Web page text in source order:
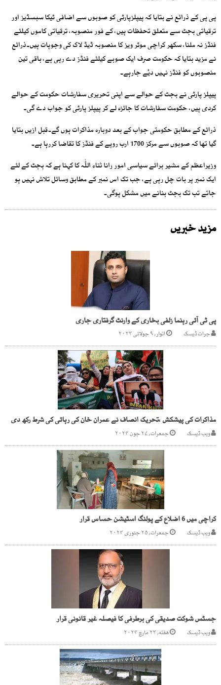
پی پی کے ذرائع نے بتایا کہ پیپلزپارٹی کو صوبوں سے اضافی ٹیکا سبسڈیز اور
ترقیاتی بجٹ سے متعلق تحفظات ہیں، کے فور منصوبہ، ترقیاتی کاموں کیلئے
فنڈز نہ ملنا، سکھر کراچی موٹر ویز کا منصوبہ ڈیڈ لاک کی وجوہات ہیں۔ذرائع
نے مزید بتایا کہ حکومت صرف ایک صوبے کیلئے فنڈز دے رہی ہے، باقی تین
منصوبوں کو فنڈز نہیں دیٔے جارہے۔
پیپلز پارٹی نے بجٹ کے حوالے سے اپنی تحریری سفارشات حکومت کے حوالے
کردی ہیں، حکومت سفارشات کا جائزہ لے کر پیپلز پارٹی کو جواب دے گی۔
ذرائع کے مطابق حکومتی جواب کے بعد دوبارہ مذاکرات ہوں گے۔قبل ازیں بتایا
گیا تھا کہ صوبوں سے مرکز 1700 ارب روپے کے فنڈز کا تقاضا کررہا ہے۔
وزیراعظم کے مشیر برائے سیاسی امور رانا ثناء اللّٰہ کا کہنا ہے کہ بجٹ کے لئے
ایک نمبر پر بات چل رہی ہے، جب تک اس نمبر کے مطابق وسائل تلاش نہیں ہو
جاتے تب تک بجٹ بنانے میں مشکل ہوگی۔
مزید خبریں
پی ٹی آئی رہنما زلفی بخاری کے وارنٹ گرفتاری جاری
جرات ڈیسک اتوار, ۹ جولائی ۲۰۲۳
مذاکرات کی پیشکش ،تحریک انصاف نے عمران خان کی رہائی کی شرط رکھ دی
ویب ڈیسک جمعرات, ۲۷ جون ۲۰۲۴
کراچی میں 6 اضلاع کے پولنگ اسٹیشن حساس قرار
ویب ڈیسک جمعرات, ۲۵ جنوری ۲۰۲۴
جسٹس شوکت صدیقی کی برطرفی کا فیصلہ غیر قانونی قرار
ویب ڈیسک هفته, ۲۳ مارچ ۲۰۲۴